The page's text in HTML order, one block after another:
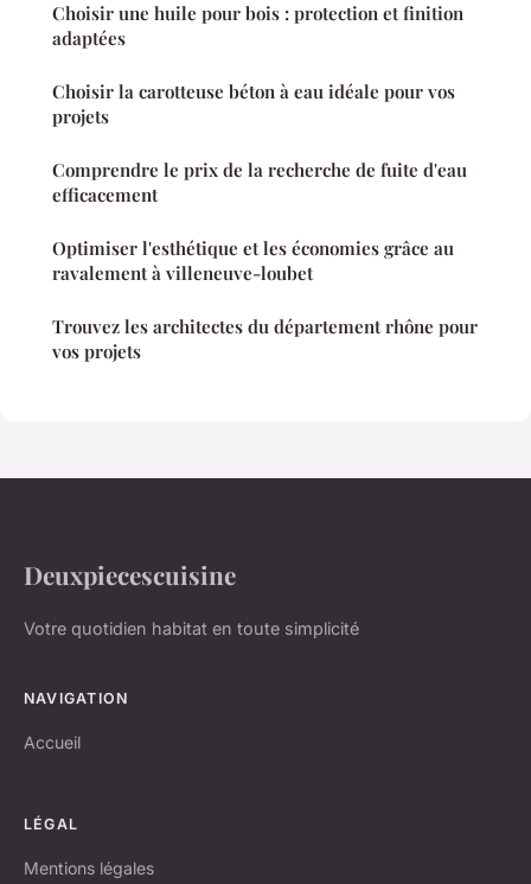
Choisir une huile pour bois : protection et finition
adaptées
Choisir la carotteuse béton à eau idéale pour vos
projets
Comprendre le prix de la recherche de fuite d'eau
efficacement
Optimiser l'esthétique et les économies grâce au
ravalement à villeneuve-loubet
Trouvez les architectes du département rhône pour
vos projets
Deuxpiecescuisine
Votre quotidien habitat en toute simplicité
NAVIGATION
Accueil
LÉGAL
Mentions légales